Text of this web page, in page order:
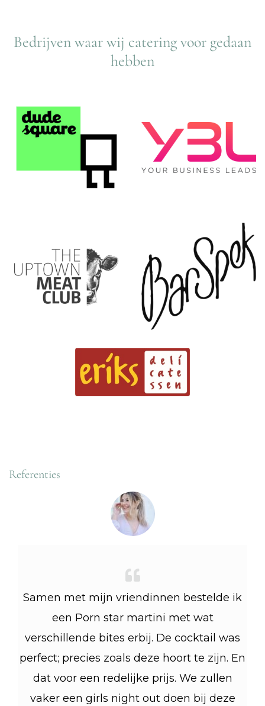
Bedrijven waar wij catering voor gedaan
hebben
Referenties
Samen met mijn vriendinnen bestelde ik
een Porn star martini met wat
verschillende bites erbij. De cocktail was
perfect; precies zoals deze hoort te zijn. En
dat voor een redelijke prijs. We zullen
vaker een girls night out doen bij deze